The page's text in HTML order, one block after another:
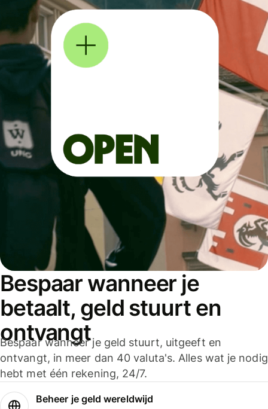
Bespaar wanneer je
betaalt, geld stuurt en
ontvangt
Bespaar wanneer je geld stuurt, uitgeeft en
ontvangt, in meer dan 40 valuta's. Alles wat je nodig
hebt met één rekening, 24/7.
Beheer je geld wereldwijd